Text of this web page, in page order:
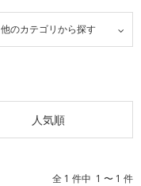
他のカテゴリから探す
人気順
全 1 件中 1 〜 1 件